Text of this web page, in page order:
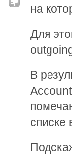
на
Для
В
списке